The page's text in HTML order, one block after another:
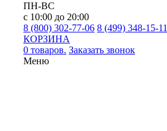
ПН-ВС
с 10:00 до 20:00
8 (800) 302-77-06 8 (499) 348-15-11
КОРЗИНА
0 товаров. Заказать звонок
Меню